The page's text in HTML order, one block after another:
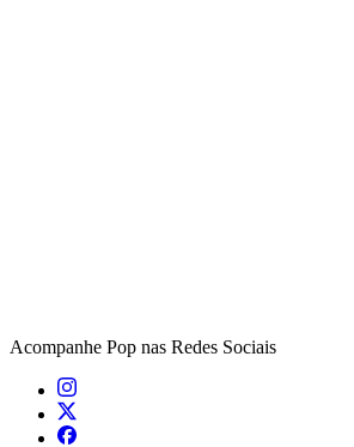
Acompanhe Pop nas Redes Sociais